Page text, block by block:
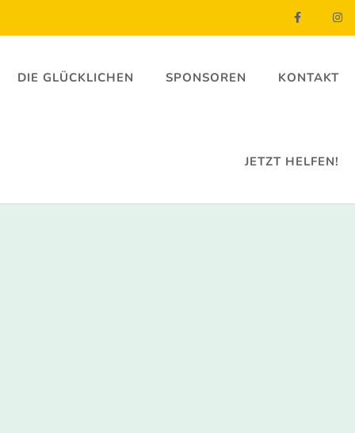
DIE GLÜCKLICHEN SPONSOREN KONTAKT
JETZT HELFEN!